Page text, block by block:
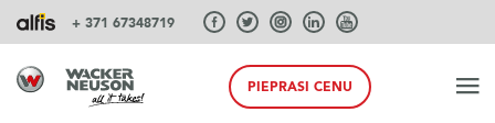
+ 371 67348719
PIEPRASI CENU